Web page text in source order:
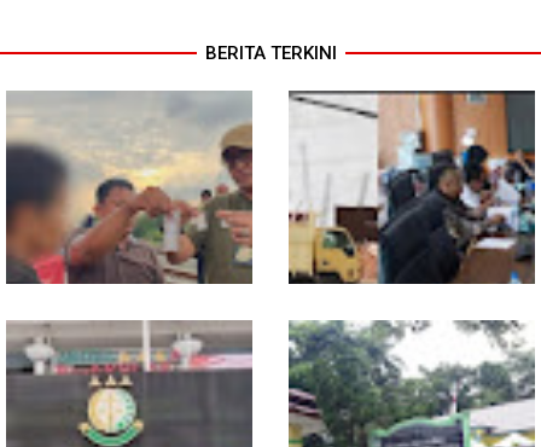
BERITA TERKINI
Jual Sabu di Bantaran Rel
Kereta Api Tembung,
Polrestabes Medan 'Gulung'
Anggota Geng Motor
PBG Belum Terbit, DPRD
Medan Minta Proyek 9 Ruko
Wins Square Dihentikan